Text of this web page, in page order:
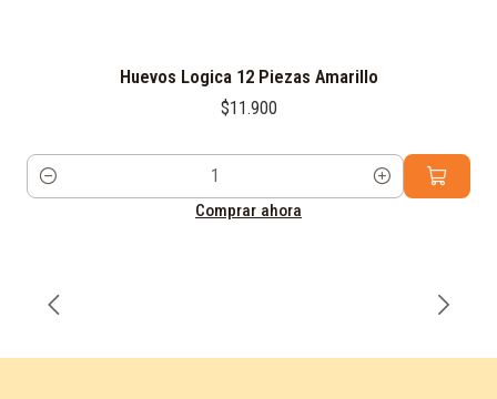
Huevos Logica 12 Piezas Amarillo
$11.900
Cantidad
Comprar ahora